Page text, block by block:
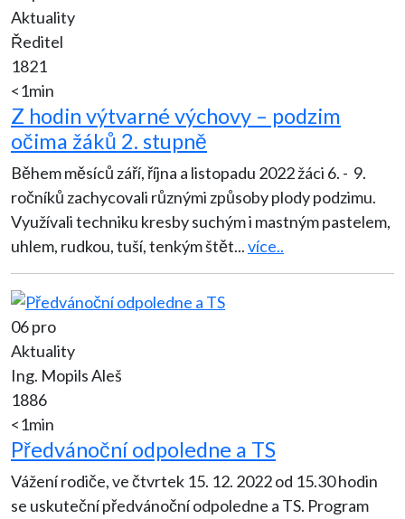
Aktuality
Ředitel
1821
<1min
Z hodin výtvarné výchovy – podzim
očima žáků 2. stupně
Během měsíců září, října a listopadu 2022 žáci 6. - 9.
ročníků zachycovali různými způsoby plody podzimu.
Využívali techniku kresby suchým i mastným pastelem,
uhlem, rudkou, tuší, tenkým štět...více..
06 pro
Aktuality
Ing. Mopils Aleš
1886
<1min
Předvánoční odpoledne a TS
Vážení rodiče, ve čtvrtek 15. 12. 2022 od 15.30 hodin
se uskuteční předvánoční odpoledne a TS. Program